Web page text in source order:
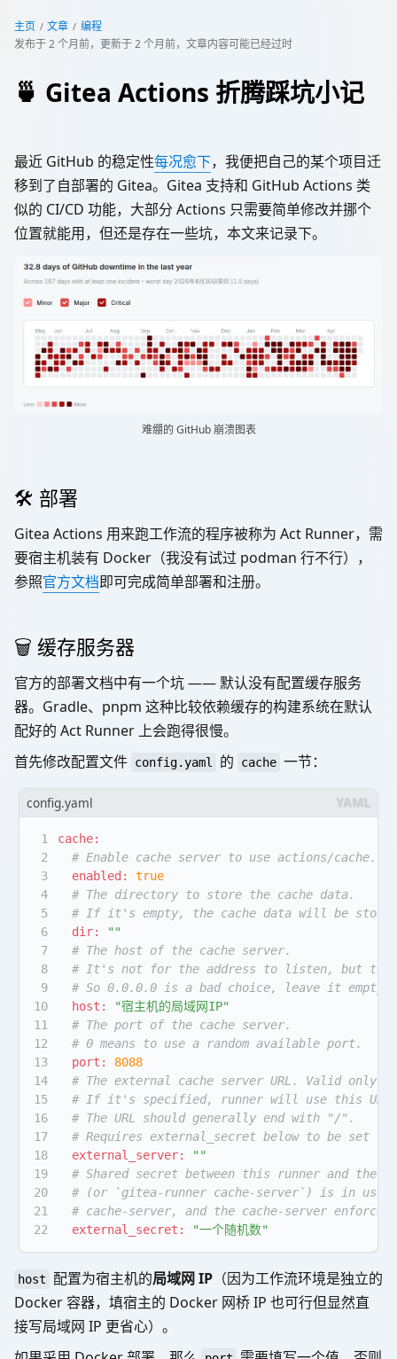
主页 文章
编程
发布于2 个月前，更新于2 个月前，文章内容可能已经过时
🍵 Gitea Actions 折腾踩坑小记
最近 GitHub 的稳定性每况愈下，我便把自己的某个项目迁
移到了自部署的 Gitea。Gitea 支持和 GitHub Actions 类
似的 CI/CD 功能，大部分 Actions 只需要简单修改并挪个
位置就能用，但还是存在一些坑，本文来记录下。
难绷的 GitHub 崩溃图表
🛠 部署
Gitea Actions 用来跑工作流的程序被称为 Act Runner，需
要宿主机装有 Docker（我没有试过 podman 行不行），
参照官方文档即可完成简单部署和注册。
🗑 缓存服务器
官方的部署文档中有一个坑 —— 默认没有配置缓存服务
器。Gradle、pnpm 这种比较依赖缓存的构建系统在默认
配好的 Act Runner 上会跑得很慢。
首先修改配置文件 config.yaml 的 cache 一节：
config.yaml
1
2
3
4
5
6
7
8
9
10
11
12
13
14
15
16
17
18
19
20
21
22
cache:
# Enable cache server to use actions/cache.
enabled:
true
# The directory to store the cache data.
# If it's empty, the cache data will be stored
dir:
""
# The host of the cache server.
# It's not for the address to listen, but the
# So 0.0.0.0 is a bad choice, leave it empty
host:
"宿主机的局域网IP"
# The port of the cache server.
# 0 means to use a random available port.
port:
8088
# The external cache server URL. Valid only
# If it's specified, runner will use this URL as
# The URL should generally end with "/".
# Requires external_secret below to be set
external_server:
""
# Shared secret between this runner and the
# (or `gitea-runner cache-server`) is in use:
# cache-server, and the cache-server
external_secret:
"一个随机数"
host 配置为宿主机的局域网 IP （因为工作流环境是独立的
Docker 容器，填宿主的 Docker 网桥 IP 也可行但显然直
接写局域网 IP 更省心）。